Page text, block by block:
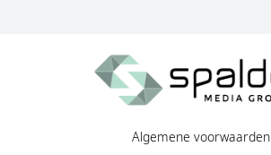
Algemene voorwaarden